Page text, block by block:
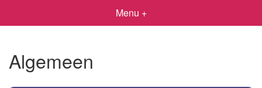
Menu +
Algemeen